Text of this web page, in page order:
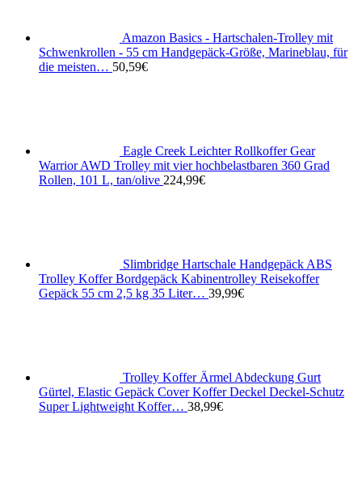
Amazon Basics - Hartschalen-Trolley mit
Schwenkrollen - 55 cm Handgepäck-Größe, Marineblau, für
die meisten… 50,59€
Eagle Creek Leichter Rollkoffer Gear
Warrior AWD Trolley mit vier hochbelastbaren 360 Grad
Rollen, 101 L, tan/olive 224,99€
Slimbridge Hartschale Handgepäck ABS
Trolley Koffer Bordgepäck Kabinentrolley Reisekoffer
Gepäck 55 cm 2,5 kg 35 Liter… 39,99€
Trolley Koffer Ärmel Abdeckung Gurt
Gürtel, Elastic Gepäck Cover Koffer Deckel Deckel-Schutz
Super Lightweight Koffer… 38,99€